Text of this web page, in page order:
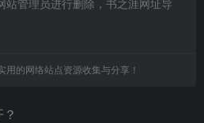
站管理员进行删除，书之涯网址导
的网络站点资源收集与分享！